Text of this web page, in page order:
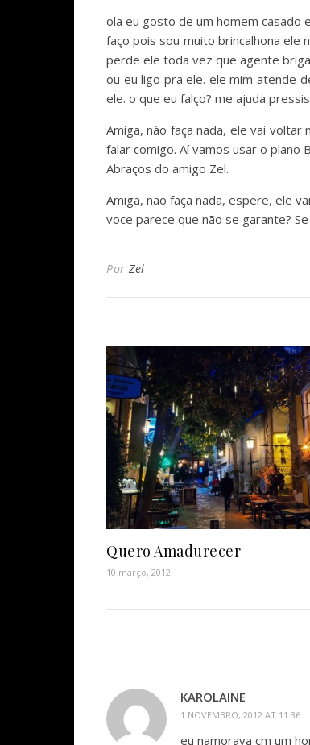
ola eu gosto de um homem casado
faço pois sou muito brincalhona
perde ele toda vez que agente
ou eu ligo pra ele. ele mim atende
ele. o que eu falço? me ajuda
Amiga, nào faça nada, ele vai
falar comigo. Aí vamos usar o plano
Abraços do amigo Zel.
Amiga, não faça nada, espere, ele
voce parece que não se garante? Se
Por Zel
Quero Amadurecer
10 março, 2012
KAROLAINE
1 NOVEMBRO, 2012 AT 11:36
eu namorava cm um